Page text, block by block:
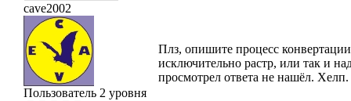
cave2002
Пользователь 2 уровня
Плз, опишите процесс
исключительно растр, или так и
просмотрел ответа не нашёл. Хелп.